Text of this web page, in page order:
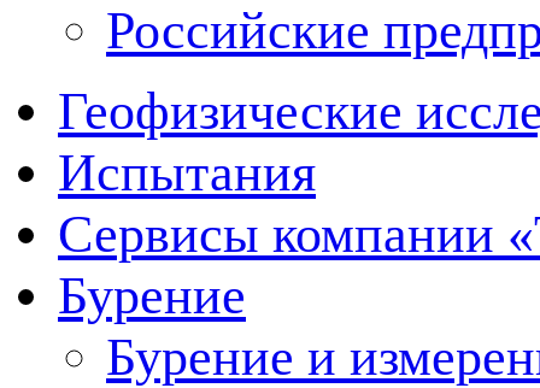
Российские
Геофизические
Испытания
Сервисы компании
Бурение
Бурение и